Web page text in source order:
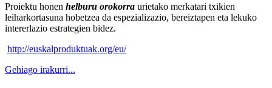
Proiektu honen helburu orokorra urietako merkatari txikien
leiharkortasuna hobetzea da espezializazio, bereiztapen eta lekuko
intererlazio estrategien bidez.
http://euskalproduktuak.org/eu/
Gehiago irakurri...